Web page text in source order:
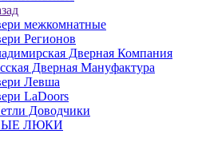
межкомнатные
Регионов
Дверная Компания
Дверная Мануфактура
Левша
LaDoors
Доводчики
ЛЮКИ